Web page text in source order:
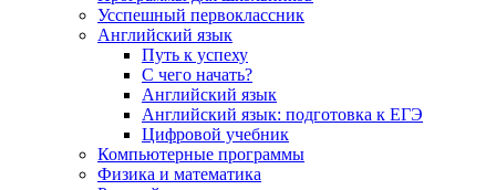
Усспешный первоклассник
Английский язык
Путь к успеху
С чего начать?
Английский язык
Английский язык: подготовка к ЕГЭ
Цифровой учебник
Компьютерные программы
Физика и математика